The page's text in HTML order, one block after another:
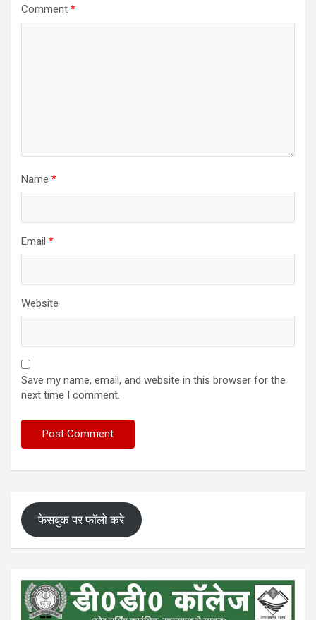
Comment *
Name *
Email *
Website
Save my name, email, and website in this browser for the
next time I comment.
फेसबुक पर फॉलो करे